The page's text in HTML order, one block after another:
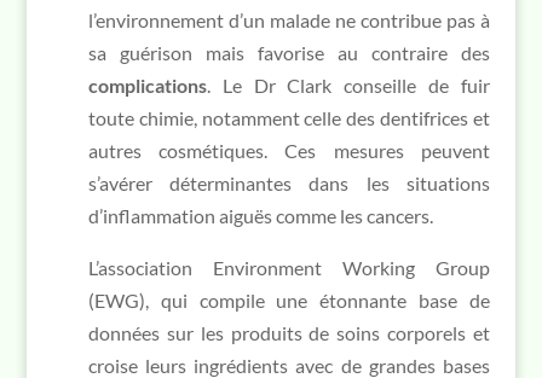
l’environnement d’un malade ne contribue pas à
sa guérison mais favorise au contraire des
complications. Le Dr Clark conseille de fuir
toute chimie, notamment celle des dentifrices et
autres cosmétiques. Ces mesures peuvent
s’avérer déterminantes dans les situations
d’inflammation aiguës comme les cancers.
L’association Environment Working Group
(EWG), qui compile une étonnante base de
données sur les produits de soins corporels et
croise leurs ingrédients avec de grandes bases